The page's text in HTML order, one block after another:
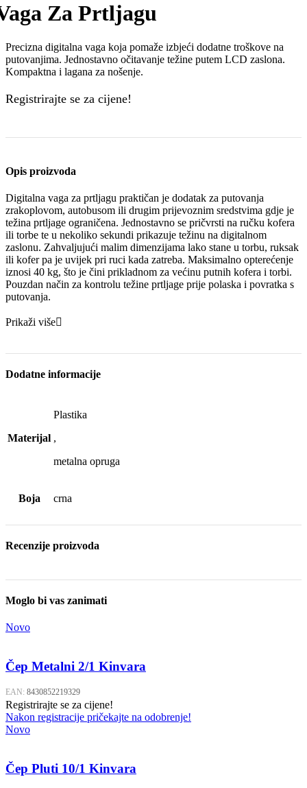
Za Prtljagu
Precizna digitalna vaga koja pomaže izbjeći dodatne troškove na
putovanjima. Jednostavno očitavanje težine putem LCD zaslona.
Kompaktna i lagana za nošenje.
Registrirajte se za cijene!
Opis proizvoda
Digitalna vaga za prtljagu praktičan je dodatak za putovanja
zrakoplovom, autobusom ili drugim prijevoznim sredstvima gdje je
težina prtljage ograničena. Jednostavno se pričvrsti na ručku kofera
ili torbe te u nekoliko sekundi prikazuje težinu na digitalnom
zaslonu. Zahvaljujući malim dimenzijama lako stane u torbu, ruksak
ili kofer pa je uvijek pri ruci kada zatreba. Maksimalno opterećenje
iznosi 40 kg, što je čini prikladnom za većinu putnih kofera i torbi.
Pouzdan način za kontrolu težine prtljage prije polaska i povratka s
putovanja.
Prikaži više
Dodatne informacije
Materijal
Plastika
,
metalna opruga
Boja crna
Recenzije proizvoda
Moglo bi vas zanimati
Novo
Čep Metalni 2/1 Kinvara
EAN: 8430852219329
Registrirajte se za cijene!
Nakon registracije pričekajte na odobrenje!
Novo
Čep Pluti 10/1 Kinvara